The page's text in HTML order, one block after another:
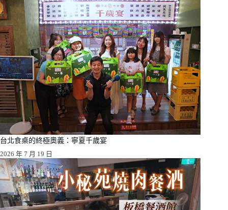
台北食桌的終極奧義：寧夏千歲宴
2026 年 7 月 19 日